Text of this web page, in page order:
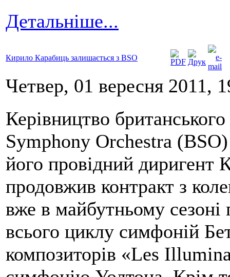
Детальніше...
Кирило Карабиць залишається з BSO
Четвер, 01 вересня 2011,
Керівництво
Symphony Orchestra
його провідний диригент
продовжив контракт з
вже в майбутньому сезоні
всього циклу симфоній
композиторів «Les